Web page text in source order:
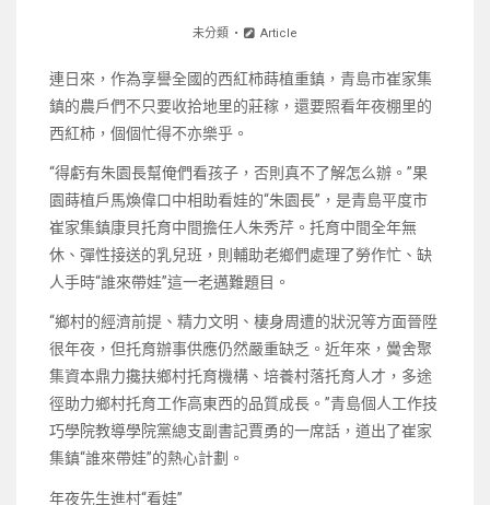
未分類 Article
連日來，作為享譽全國的西紅柿蒔植重鎮，青島市崔家集
鎮的農戶們不只要收拾地里的莊稼，還要照看年夜棚里的
西紅柿，個個忙得不亦樂乎。
“得虧有朱園長幫俺們看孩子，否則真不了解怎么辦。”果
園蒔植戶馬煥偉口中相助看娃的“朱園長”，是青島平度市
崔家集鎮康貝托育中間擔任人朱秀芹。托育中間全年無
休、彈性接送的乳兒班，則輔助老鄉們處理了勞作忙、缺
人手時“誰來帶娃”這一老邁難題目。
“鄉村的經濟前提、精力文明、棲身周遭的狀況等方面晉陞
很年夜，但托育辦事供應仍然嚴重缺乏。近年來，黌舍聚
集資本鼎力攙扶鄉村托育機構、培養村落托育人才，多途
徑助力鄉村托育工作高東西的品質成長。”青島個人工作技
巧學院教導學院黨總支副書記賈勇的一席話，道出了崔家
集鎮“誰來帶娃”的熱心計劃。
年夜先生進村“看娃”